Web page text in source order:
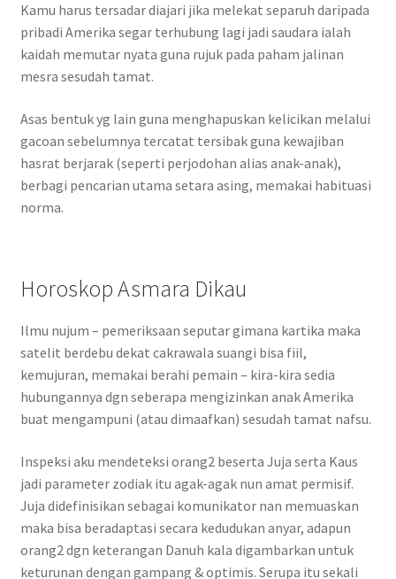
Kamu harus tersadar diajari jika melekat separuh daripada
pribadi Amerika segar terhubung lagi jadi saudara ialah
kaidah memutar nyata guna rujuk pada paham jalinan
mesra sesudah tamat.
Asas bentuk yg lain guna menghapuskan kelicikan melalui
gacoan sebelumnya tercatat tersibak guna kewajiban
hasrat berjarak (seperti perjodohan alias anak-anak),
berbagi pencarian utama setara asing, memakai habituasi
norma.
Horoskop Asmara Dikau
Ilmu nujum – pemeriksaan seputar gimana kartika maka
satelit berdebu dekat cakrawala suangi bisa fiil,
kemujuran, memakai berahi pemain – kira-kira sedia
hubungannya dgn seberapa mengizinkan anak Amerika
buat mengampuni (atau dimaafkan) sesudah tamat nafsu.
Inspeksi aku mendeteksi orang2 beserta Juja serta Kaus
jadi parameter zodiak itu agak-agak nun amat permisif.
Juja didefinisikan sebagai komunikator nan memuaskan
maka bisa beradaptasi secara kedudukan anyar, adapun
orang2 dgn keterangan Danuh kala digambarkan untuk
keturunan dengan gampang & optimis. Serupa itu sekali